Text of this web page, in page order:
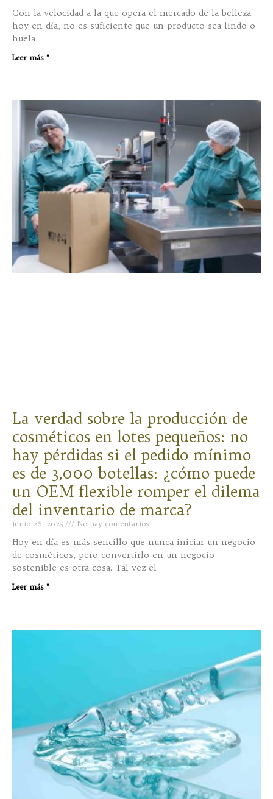
Con la velocidad a la que opera el mercado de la belleza
hoy en día, no es suficiente que un producto sea lindo o
huela
Leer más "
La verdad sobre la producción de
cosméticos en lotes pequeños: no
hay pérdidas si el pedido mínimo
es de 3,000 botellas: ¿cómo puede
un OEM flexible romper el dilema
del inventario de marca?
junio 26, 2025 No hay comentarios
Hoy en día es más sencillo que nunca iniciar un negocio
de cosméticos, pero convertirlo en un negocio
sostenible es otra cosa. Tal vez el
Leer más "